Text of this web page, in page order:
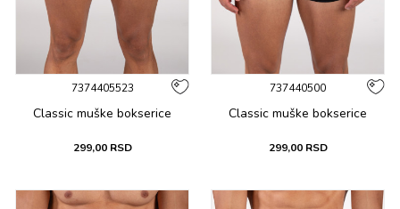
7374405523
Classic muške bоksеricе
299,00 RSD
737440500
Classic muške bоksеricе
299,00 RSD